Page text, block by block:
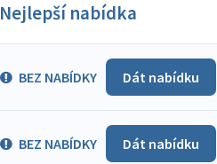
Nejlepší nabídka
BEZ NABÍDKY Dát nabídku
BEZ NABÍDKY Dát nabídku